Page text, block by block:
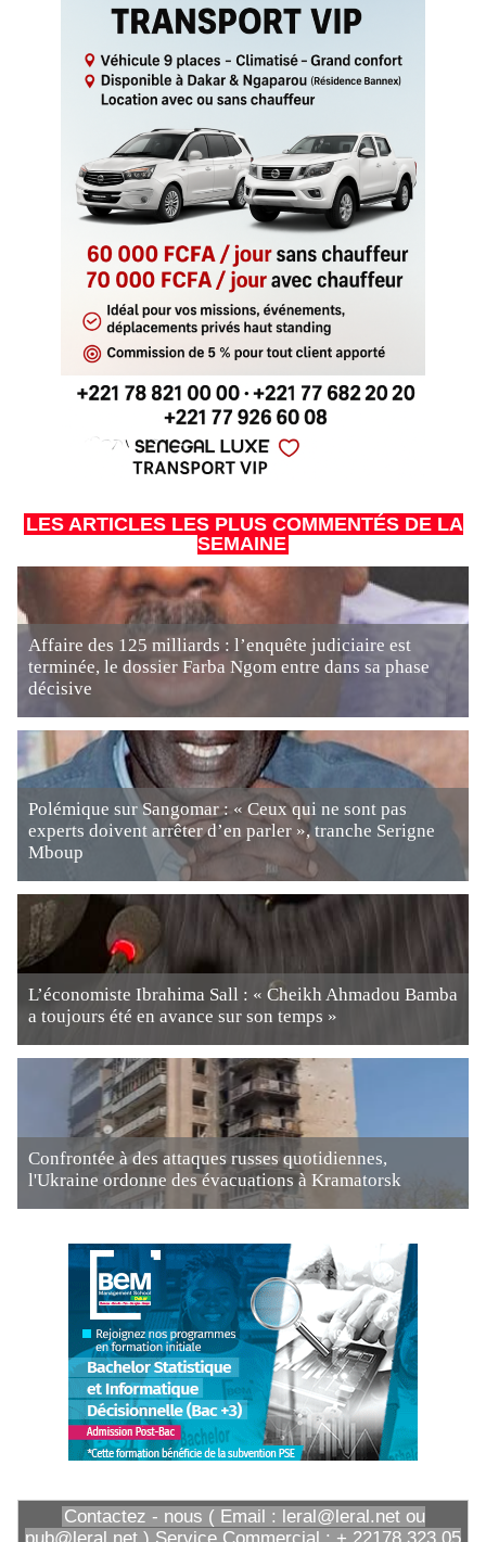
LES ARTICLES LES PLUS COMMENTÉS DE LA
SEMAINE
Affaire des 125 milliards : l’enquête judiciaire est
terminée, le dossier Farba Ngom entre dans sa phase
décisive
Polémique sur Sangomar : « Ceux qui ne sont pas
experts doivent arrêter d’en parler », tranche Serigne
Mboup
L’économiste Ibrahima Sall : « Cheikh Ahmadou Bamba
a toujours été en avance sur son temps »
Confrontée à des attaques russes quotidiennes,
l'Ukraine ordonne des évacuations à Kramatorsk
Contactez - nous ( Email : leral@leral.net ou